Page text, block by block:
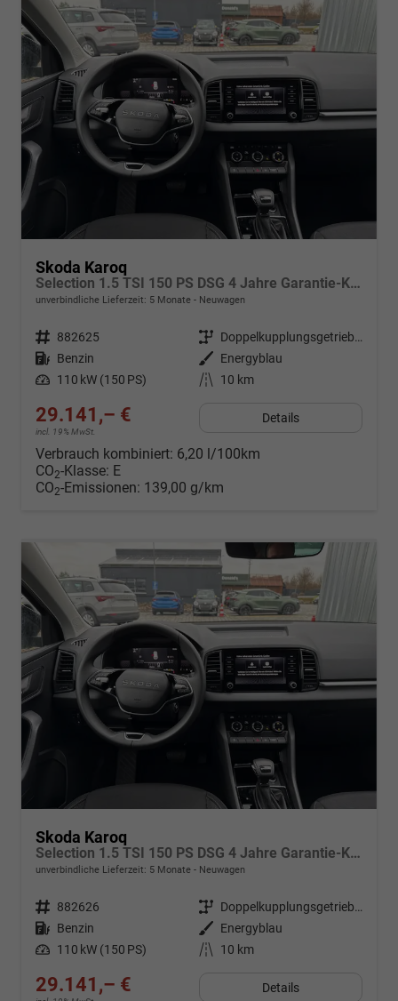
Skoda Karoq
Selection 1.5 TSI 150 PS DSG 4 Jahre Garantie-Keyless Start-AppleCarPlay-AndroidAuto-Sunset-Tempomat-2-Zonen-Klima-16''Alu
unverbindliche Lieferzeit: 5 Monate Neuwagen
Fahrzeugnr. 882625 Getriebe
Doppelkupplungsgetriebe (DSG)
Kraftstoff Benzin Außenfarbe
Energyblau
Leistung 110 kW (150 PS) Kilometerstand 10 km
29.141,– €
incl. 19% MwSt.
Details
Verbrauch kombiniert: 6,20 l/100km
CO2-Klasse: E
CO2-Emissionen: 139,00 g/km
Skoda Karoq
Selection 1.5 TSI 150 PS DSG 4 Jahre Garantie-Keyless Start-AppleCarPlay-AndroidAuto-Sunset-Tempomat-2-Zonen-Klima-16''Alu
unverbindliche Lieferzeit: 5 Monate Neuwagen
Fahrzeugnr. 882626 Getriebe
Doppelkupplungsgetriebe (DSG)
Kraftstoff Benzin Außenfarbe
Energyblau
Leistung 110 kW (150 PS) Kilometerstand 10 km
29.141,– € Details